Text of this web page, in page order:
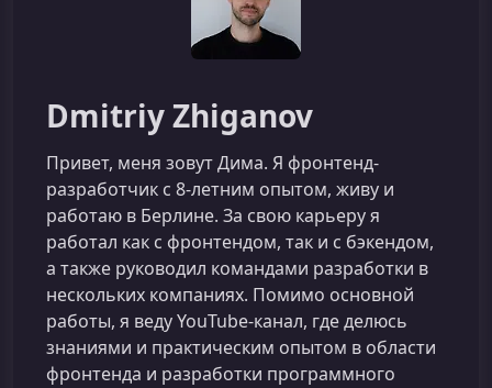
Dmitriy Zhiganov
Привет, меня зовут Дима. Я фронтенд-
разработчик с 8-летним опытом, живу и
работаю в Берлине. За свою карьеру я
работал как с фронтендом, так и с бэкендом,
а также руководил командами разработки в
нескольких компаниях. Помимо основной
работы, я веду YouTube-канал, где делюсь
знаниями и практическим опытом в области
фронтенда и разработки программного